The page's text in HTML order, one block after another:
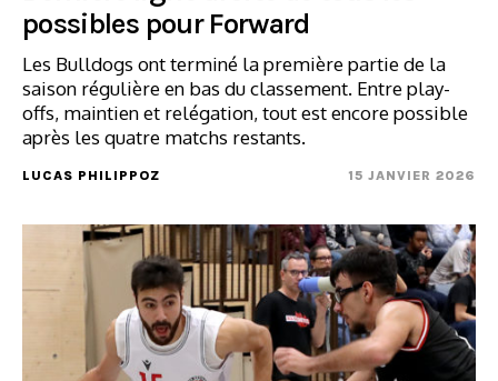
possibles pour Forward
Les Bulldogs ont terminé la première partie de la
saison régulière en bas du classement. Entre play-
offs, maintien et relégation, tout est encore possible
après les quatre matchs restants.
LUCAS PHILIPPOZ 15 JANVIER 2026